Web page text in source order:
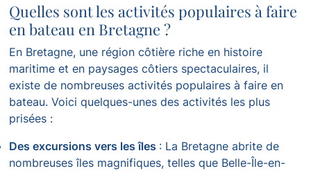
Quelles sont les activités populaires à faire
en bateau en Bretagne ?
En Bretagne, une région côtière riche en histoire
maritime et en paysages côtiers spectaculaires, il
existe de nombreuses activités populaires à faire en
bateau. Voici quelques-unes des activités les plus
prisées :
Des excursions vers les îles : La Bretagne abrite de
nombreuses îles magnifiques, telles que Belle-Île-en-